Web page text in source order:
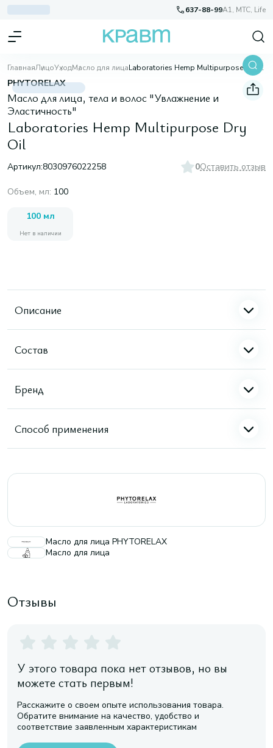
637-88-99A1, МТС, Life
ГлавнаяЛицоУходМасло для лица Laboratories Hemp Multipurpose Dry Oil
PHYTORELAX
Масло для лица, тела и волос "Увлажнение и
Эластичность"
Laboratories Hemp Multipurpose Dry
Oil
Артикул:8030976022258 0Оставить отзыв
Объем, мл: 100
100 мл
Нет в наличии
Описание
Состав
Бренд
Способ применения
Масло для лица PHYTORELAX
Масло для лица
Отзывы
У этого товара пока нет отзывов, но вы
можете стать первым!
Расскажите о своем опыте использования товара.
Обратите внимание на качество, удобство и
соответствие заявленным характеристикам